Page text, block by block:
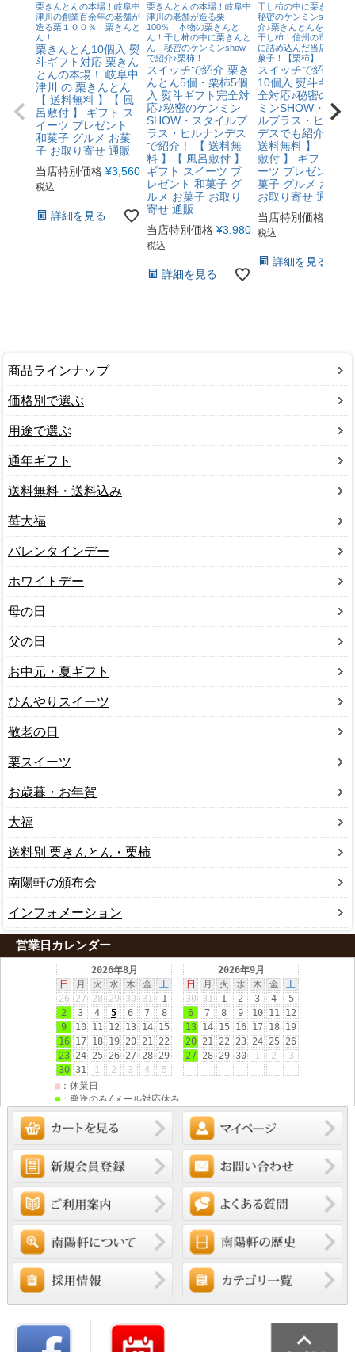
栗きんとんの本場！岐阜中
津川の創業百余年の老舗が
造る栗１００％！栗きんと
ん！
栗きんとん10個入 熨
斗ギフト対応 栗きん
とんの本場！ 岐阜中
津川 の 栗きんとん
【 送料無料 】【 風
呂敷付 】 ギフト ス
イーツ プレゼント
和菓子 グルメ お菓
子 お取り寄せ 通販
当店特別価格 ¥3,560
税込
詳細を見る
栗きんとんの本場！岐阜中
津川の老舗が造る栗
100％！本物の栗きんと
ん！干し柿の中に栗きんと
ん 秘密のケンミンshow
で紹介♪栗柿！
スイッチで紹介 栗き
んとん5個・栗柿5個
入 熨斗ギフト完全対
応♪秘密のケンミン
SHOW・スタイルプ
ラス・ヒルナンデス
で紹介！ 【 送料無
料 】【 風呂敷付 】
ギフト スイーツ プ
レゼント 和菓子 グ
ルメ お菓子 お取り
寄せ 通販
当店特別価格 ¥3,980
税込
詳細を見る
干し柿の中に栗きんと
秘密のケンミンshowで
介♪栗きんとんを最高級
干し柿！信州の市田柿の
に詰め込んだ当店最高級
菓子！【栗柿】
スイッチで紹介 栗
10個入 熨斗ギフト
全対応♪秘密のケン
ミンSHOW・スタ
ルプラス・ヒルナ
デスでも紹介！ 【
送料無料 】【 風呂
敷付 】 ギフト スイ
ーツ プレゼント 和
菓子 グルメ お菓子
お取り寄せ 通販
当店特別価格
税込
詳細を見る
商品ラインナップ
価格別で選ぶ
用途で選ぶ
通年ギフト
送料無料・送料込み
苺大福
バレンタインデー
ホワイトデー
母の日
父の日
お中元・夏ギフト
ひんやりスイーツ
敬老の日
栗スイーツ
お歳暮・お年賀
大福
送料別 栗きんとん・栗柿
南陽軒の頒布会
インフォメーション
営業日カレンダー